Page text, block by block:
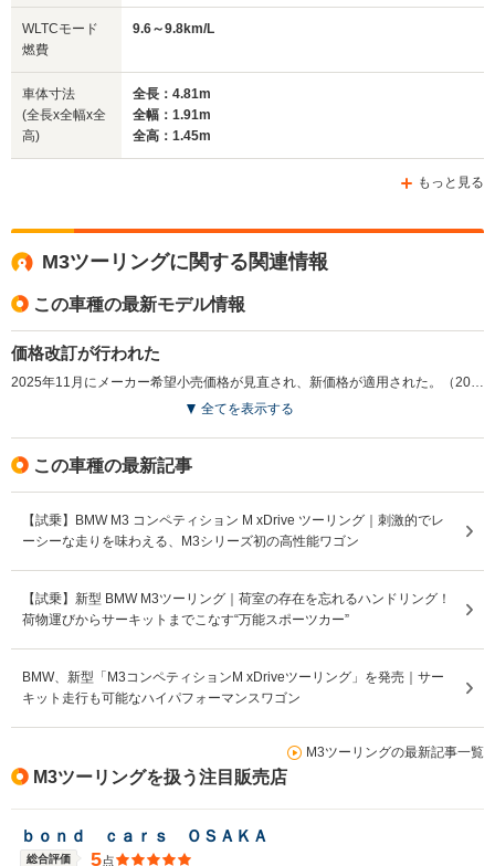
駆動方式
WLTCモード
燃費
9.6～9.8km/L
車体寸法
(全長x全幅x全
高)
全長：4.81m
全幅：1.91m
全高：1.45m
もっと見る
M3ツーリングに関する関連情報
この車種の最新モデル情報
価格改訂が行われた
2025年11月にメーカー希望小売価格が見直され、新価格が適用された。（2025.11）
全てを表示する
この車種の最新記事
【試乗】BMW M3 コンペティション M xDrive ツーリング｜刺激的でレ
ーシーな走りを味わえる、M3シリーズ初の高性能ワゴン
【試乗】新型 BMW M3ツーリング｜荷室の存在を忘れるハンドリング！
荷物運びからサーキットまでこなす“万能スポーツカー”
BMW、新型「M3コンペティションM xDriveツーリング」を発売｜サー
キット走行も可能なハイパフォーマンスワゴン
M3ツーリングの最新記事一覧
M3ツーリングを扱う注目販売店
ｂｏｎｄ ｃａｒｓ ＯＳＡＫＡ
総合評価 5点